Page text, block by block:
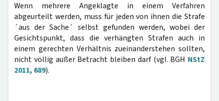
Wenn mehrere Angeklagte in einem Verfahren
abgeurteilt werden, muss für jeden von ihnen die Strafe
´aus der Sache´ selbst gefunden werden, wobei der
Gesichtspunkt, dass die verhängten Strafen auch in
einem gerechten Verhältnis zueinanderstehen sollten,
nicht völlig außer Betracht bleiben darf (vgl. BGH NStZ
2011, 689).